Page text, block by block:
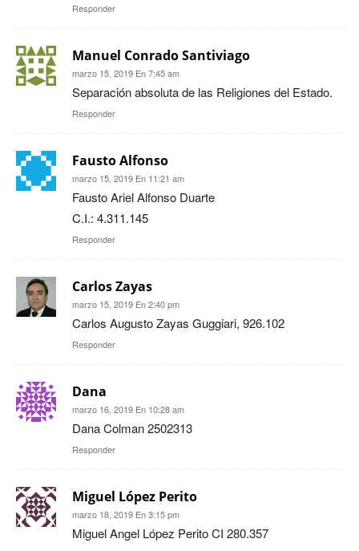
Responder
Manuel Conrado Santiviago
marzo 15, 2019 En 7:45 am
Separación absoluta de las Religiones del Estado.
Responder
Fausto Alfonso
marzo 15, 2019 En 11:21 am
Fausto Ariel Alfonso Duarte
C.I.: 4.311.145
Responder
Carlos Zayas
marzo 15, 2019 En 2:40 pm
Carlos Augusto Zayas Guggiari, 926.102
Responder
Dana
marzo 16, 2019 En 10:28 am
Dana Colman 2502313
Responder
Miguel López Perito
marzo 18, 2019 En 3:15 pm
Miguel Angel López Perito CI 280.357